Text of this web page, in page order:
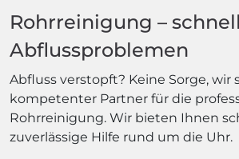
Rohrreinigung –
Abflussproblemen
Abfluss verstopft? Keine Sorge, wir
kompetenter Partner für die
Rohrreinigung. Wir bieten Ihnen
zuverlässige Hilfe rund um die Uhr.